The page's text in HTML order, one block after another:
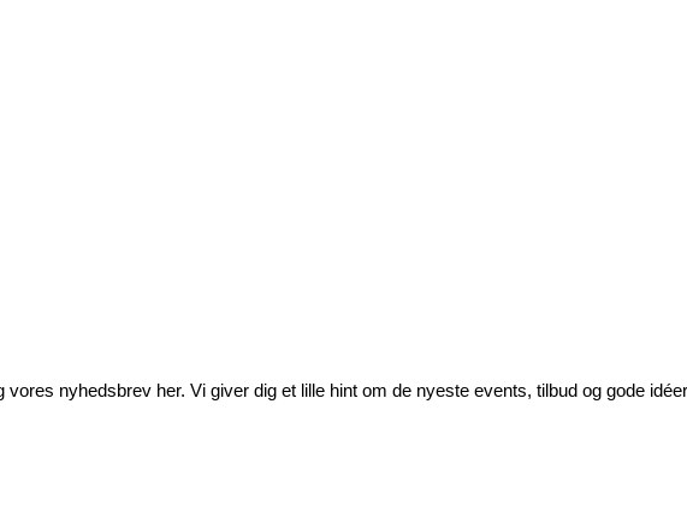
nyhedsbrev her. Vi giver dig et lille hint om de nyeste events, tilbud og gode